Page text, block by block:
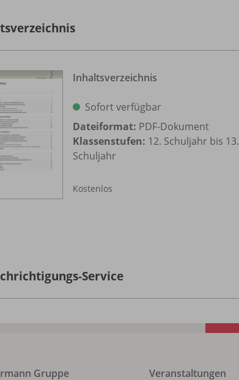
Inhaltsverzeichnis
Sofort verfügbar
Dateiformat: PDF-Dokument
Klassenstufen: 12. Schuljahr bis 13.
Schuljahr
Kostenlos
Service
Gruppe Veranstaltungen